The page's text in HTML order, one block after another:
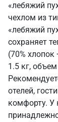
«лебяжий
чехлом из
«лебяжий
сохраняет
(70% хлопок
1.5 кг,
отелей,
комфорту. У